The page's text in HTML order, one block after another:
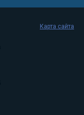
Карта сайта